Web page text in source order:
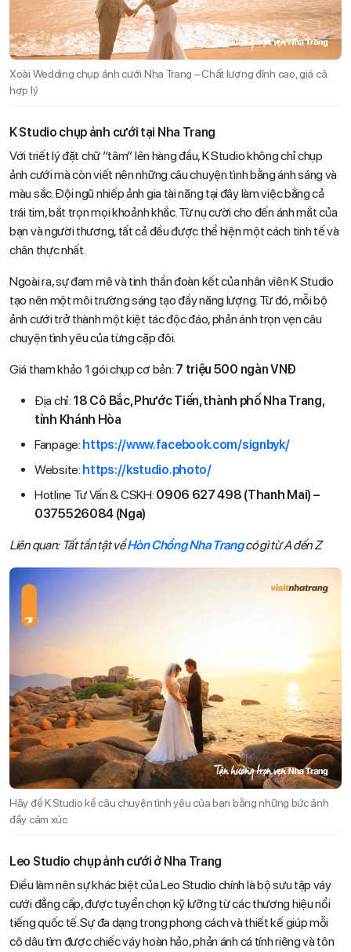
Xoài Wedding chụp ảnh cưới Nha Trang – Chất lượng đỉnh cao, giá cả
hợp lý
K Studio chụp ảnh cưới tại Nha Trang
Với triết lý đặt chữ “tâm” lên hàng đầu, K Studio không chỉ chụp
ảnh cưới mà còn viết nên những câu chuyện tình bằng ánh sáng và
màu sắc. Đội ngũ nhiếp ảnh gia tài năng tại đây làm việc bằng cả
trái tim, bắt trọn mọi khoảnh khắc. Từ nụ cười cho đến ánh mắt của
bạn và người thương, tất cả đều được thể hiện một cách tinh tế và
chân thực nhất.
Ngoài ra, sự đam mê và tinh thần đoàn kết của nhân viên K Studio
tạo nên một môi trường sáng tạo đầy năng lượng. Từ đó, mỗi bộ
ảnh cưới trở thành một kiệt tác độc đáo, phản ánh trọn vẹn câu
chuyện tình yêu của từng cặp đôi.
Giá tham khảo 1 gói chụp cơ bản: 7 triệu 500 ngàn VNĐ
Địa chỉ: 18 Cô Bắc, Phước Tiến, thành phố Nha Trang,
tỉnh Khánh Hòa
Fanpage: https://www.facebook.com/signbyk/
Website: https://kstudio.photo/
Hotline Tư Vấn & CSKH: 0906 627 498 (Thanh Mai) –
0375526084 (Nga)
Liên quan: Tất tần tật vềHòn Chồng Nha Trangcó gì từ A đến Z
Hãy để K Studio kể câu chuyện tình yêu của bạn bằng những bức ảnh
đầy cảm xúc
Leo Studio chụp ảnh cưới ở Nha Trang
Điều làm nên sự khác biệt của Leo Studio chính là bộ sưu tập váy
cưới đẳng cấp, được tuyển chọn kỹ lưỡng từ các thương hiệu nổi
tiếng quốc tế. Sự đa dạng trong phong cách và thiết kế giúp mỗi
cô dâu tìm được chiếc váy hoàn hảo, phản ánh cá tính riêng và tôn